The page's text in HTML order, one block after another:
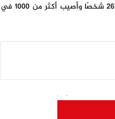
ووفقًا لأحدث بيانات مراكز السيطرة على الأمراض والوقاية منها، فقد توفي ما لا يقل عن 267 شخصًا وأصيب أكثر من 1000 في